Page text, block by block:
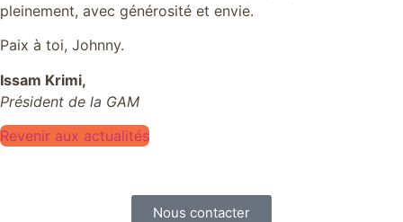
pleinement, avec générosité et envie.
Paix à toi, Johnny.
Issam Krimi,
Président de la GAM
Revenir aux actualités
Nous contacter